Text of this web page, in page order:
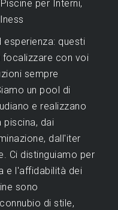
per Interni,
esperienza: questi
focalizzare con voi
sempre
un pool di
e realizzano
piscina, dai
dall'iter
Ci distinguiamo per
e l'affidabilità dei
sono
di stile,